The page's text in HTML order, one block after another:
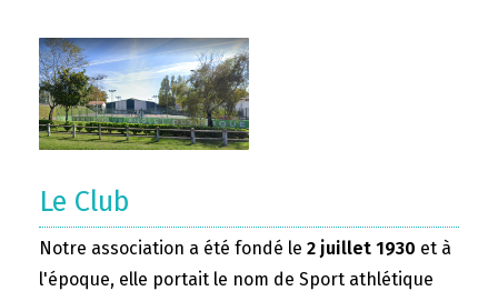
Le Club
Notre association a été fondé le 2 juillet 1930 et à
l'époque, elle portait le nom de Sport athlétique